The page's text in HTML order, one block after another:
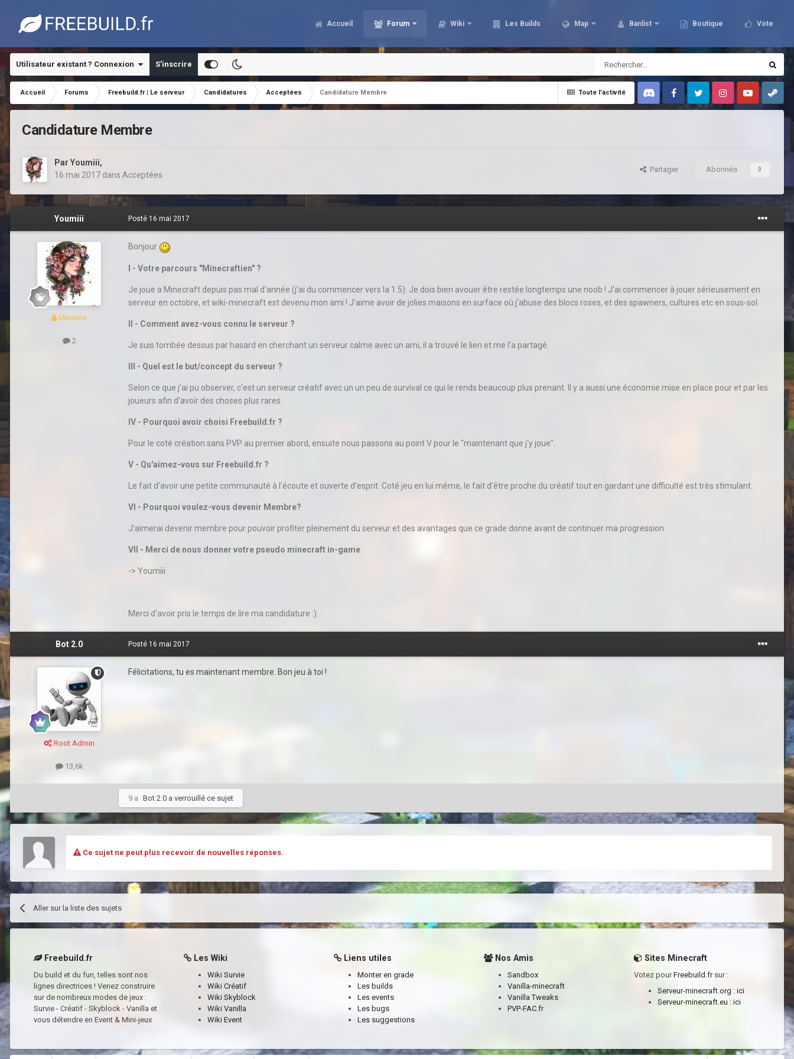
Accueil Forum Wiki Les Builds Map Banlist Boutique Vote
Utilisateur existant ? Connexion S’inscrire
Toute l’activité
Accueil Forums Freebuild.fr | Le serveur Candidatures Acceptées
Candidature Membre
Discord FacebookTwitter InstagramYoutubeSteam
Candidature Membre
Par Youmiii,
16 mai 2017 dans Acceptées
Partager Abonnés 0
Youmiii
Membre
2
Posté 16 mai 2017
Bonjour
I - Votre parcours "Minecraftien" ?
Je joue a Minecraft depuis pas mal d'année (j'ai du commencer vers la 1.5). Je dois bien avouer être restée longtemps une noob ! J'ai commencer à jouer sérieusement en
serveur en octobre, et wiki-minecraft est devenu mon ami ! J'aime avoir de jolies maisons en surface où j'abuse des blocs roses, et des spawners, cultures etc en sous-sol.
II - Comment avez-vous connu le serveur ?
Je suis tombée dessus par hasard en cherchant un serveur calme avec un ami, il a trouvé le lien et me l'a partagé.
III - Quel est le but/concept du serveur ?
Selon ce que j'ai pu observer, c'est un serveur créatif avec un un peu de survival ce qui le rends beaucoup plus prenant. Il y a aussi une économie mise en place pour et par les
joueurs afin d'avoir des choses plus rares.
IV - Pourquoi avoir choisi Freebuild.fr ?
Pour le coté création sans PVP au premier abord, ensuite nous passons au point V pour le "maintenant que j'y joue".
V - Qu'aimez-vous sur Freebuild.fr ?
Le fait d'avoir une petite communauté à l'écoute et ouverte d'esprit. Coté jeu en lui même, le fait d'être proche du créatif tout en gardant une difficulté est très stimulant.
VI - Pourquoi voulez-vous devenir Membre?
J'aimerai devenir membre pour pouvoir profiter pleinement du serveur et des avantages que ce grade donne avant de continuer ma progression.
VII - Merci de nous donner votre pseudo minecraft in-game
-> Youmiii
Merci d'avoir pris le temps de lire ma candidature :).
Bot 2.0
Root Admin
13,6k
Posté 16 mai 2017
Félicitations, tu es maintenant membre. Bon jeu à toi !
9 a Bot 2.0 a verrouillé ce sujet
Ce sujet ne peut plus recevoir de nouvelles réponses.
Aller sur la liste des sujets
Freebuild.fr
Du build et du fun, telles sont nos
lignes directrices ! Venez construire
sur de nombreux modes de jeux :
Survie - Créatif - Skyblock - Vanilla et
vous détendre en Event & Mini-jeux
Les Wiki
Wiki Survie
Wiki Créatif
Wiki Skyblock
Wiki Vanilla
Wiki Event
Liens utiles
Monter en grade
Les builds
Les events
Les bugs
Les suggestions
Nos Amis
Sandbox
Vanilla-minecraft
Vanilla Tweaks
PVP-FAC.fr
Sites Minecraft
Votez pourFreebuild.frsur :
Serveur-minecraft.org : ici
Serveur-minecraft.eu : ici